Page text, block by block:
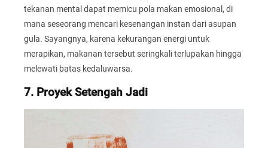
tekanan mental dapat memicu pola makan emosional, di
mana seseorang mencari kesenangan instan dari asupan
gula. Sayangnya, karena kekurangan energi untuk
merapikan, makanan tersebut seringkali terlupakan hingga
melewati batas kedaluwarsa.
7. Proyek Setengah Jadi